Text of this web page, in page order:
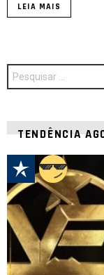
LEIA MAIS
Procurar
por:
TENDÊNCIA